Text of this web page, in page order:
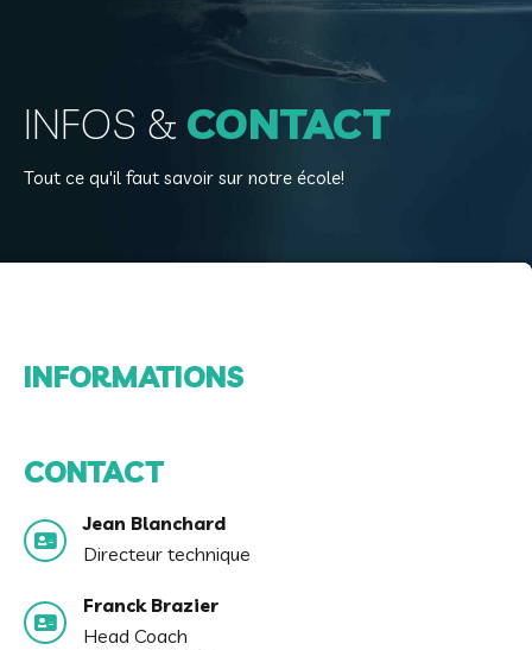
INFOS & CONTACT
Tout ce qu'il faut savoir sur notre école!
INFORMATIONS
CONTACT
Jean Blanchard
Directeur technique
Franck Brazier
Head Coach